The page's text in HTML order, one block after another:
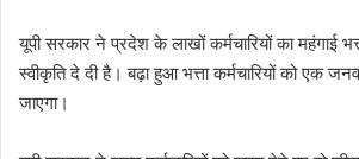
यूपी सरकार ने प्रदेश के लाखों कर्मचारियों का महंगाई
स्वीकृति दे दी है। बढ़ा हुआ भत्ता कर्मचारियों को एक
जाएगा।